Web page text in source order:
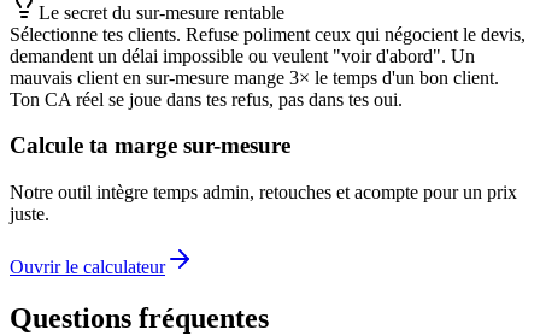
Le secret du sur-mesure rentable
Sélectionne tes clients. Refuse poliment ceux qui négocient le devis,
demandent un délai impossible ou veulent "voir d'abord". Un
mauvais client en sur-mesure mange 3× le temps d'un bon client.
Ton CA réel se joue dans tes refus, pas dans tes oui.
Calcule ta marge sur-mesure
Notre outil intègre temps admin, retouches et acompte pour un prix
juste.
Ouvrir le calculateur
Questions fréquentes